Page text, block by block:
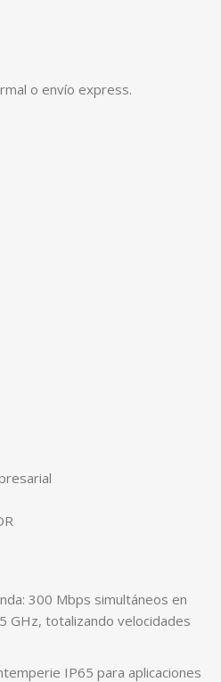
o envío express.
300 Mbps simultáneos en
GHz, totalizando velocidades
IP65 para aplicaciones